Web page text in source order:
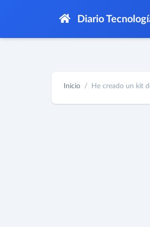
Diario
Inicio He creado un kit